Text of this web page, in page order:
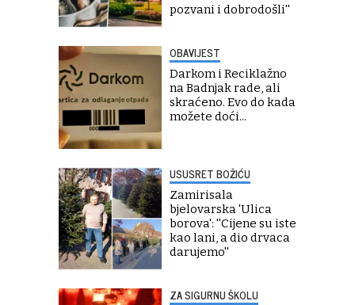
pozvani i dobrodošli''
OBAVIJEST
Darkom i Reciklažno
na Badnjak rade, ali
skraćeno. Evo do kada
možete doći...
USUSRET BOŽIĆU
Zamirisala
bjelovarska 'Ulica
borova': ''Cijene su iste
kao lani, a dio drvaca
darujemo''
ZA SIGURNU ŠKOLU